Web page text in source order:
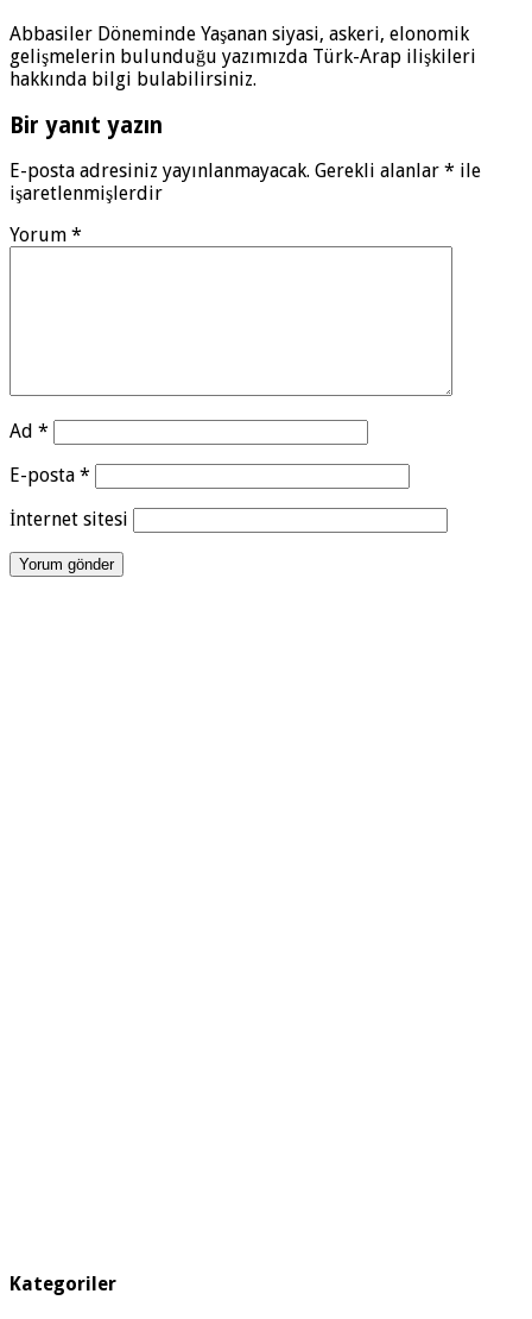
Abbasiler Döneminde Yaşanan siyasi, askeri, elonomik
gelişmelerin bulunduğu yazımızda Türk-Arap ilişkileri
hakkında bilgi bulabilirsiniz.
Bir yanıt yazın
E-posta adresiniz yayınlanmayacak. Gerekli alanlar * ile
işaretlenmişlerdir
Yorum *
Ad *
E-posta *
İnternet sitesi
Kategoriler